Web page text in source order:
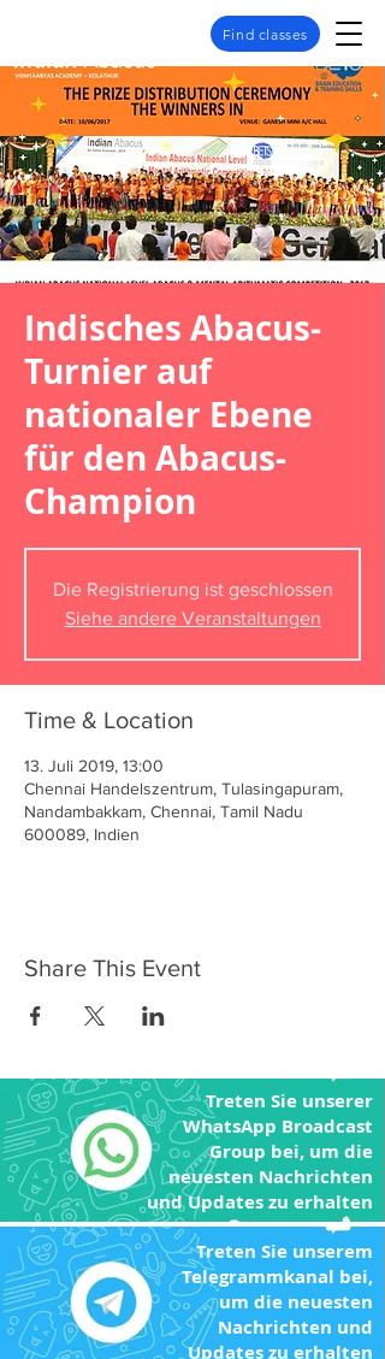
Find classes
Indisches Abacus-
Turnier auf
nationaler Ebene
für den Abacus-
Champion
Die Registrierung ist geschlossen
Siehe andere Veranstaltungen
Time & Location
13. Juli 2019, 13:00
Chennai Handelszentrum, Tulasingapuram,
Nandambakkam, Chennai, Tamil Nadu
600089, Indien
Share This Event
Treten Sie unserer
WhatsApp Broadcast
Group bei, um die
neuesten Nachrichten
und Updates zu erhalten
Treten Sie unserem
Telegrammkanal bei,
um die neuesten
Nachrichten und
Updates zu erhalten